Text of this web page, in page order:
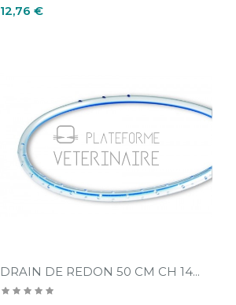
Prix
12,76 €
DRAIN DE REDON 50 CM CH 14...